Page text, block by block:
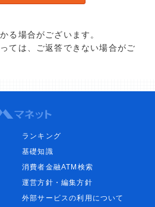
る場合がございます。
ては、ご返答できない場合がご
ランキング
基礎知識
消費者金融ATM検索
運営方針・編集方針
外部サービスの利用について